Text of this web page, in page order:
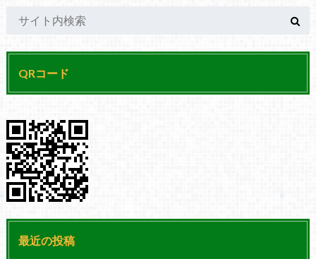
QRコード
最近の投稿